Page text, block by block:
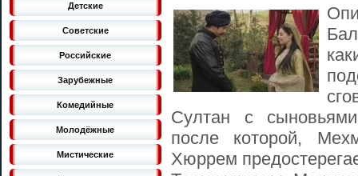
Детские
Советские
Российские
Зарубежные
Комедийные
Молодёжные
Мистические
Султан с
после которой,
Хюррем